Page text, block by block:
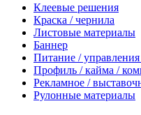
Клеевые решения
Краска / чернила
Листовые материалы
Баннер
Питание / управления
Профиль / кайма /
Рекламное /
Рулонные материалы